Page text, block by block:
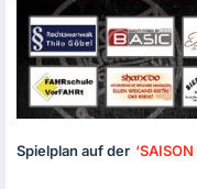
Spielplan auf der ‘SAISON